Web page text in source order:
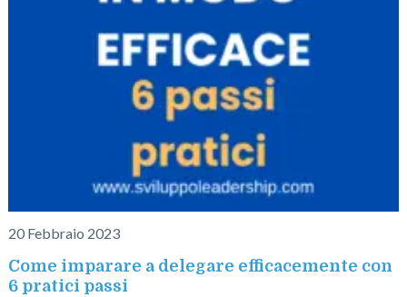
20 Febbraio 2023
Come imparare a delegare efficacemente con
6 pratici passi